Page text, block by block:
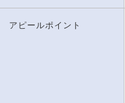
アピールポイント